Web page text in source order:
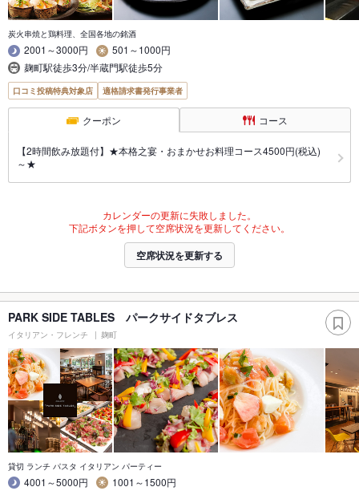
炭火串焼と鶏料理、全国各地の銘酒
2001～3000円
501～1000円
麹町駅徒歩3分/半蔵門駅徒歩5分
口コミ投稿特典対象店 適格請求書発行事業者
クーポン コース
【2時間飲み放題付】★本格之宴・おまかせお料理コース4500円(税込)
～★
カレンダーの更新に失敗しました。
下記ボタンを押して空席状況を更新してください。
空席状況を更新する
PARK SIDE TABLES パークサイドタブレス
イタリアン・フレンチ 麹町
貸切 ランチ パスタ イタリアン パーティー
4001～5000円
1001～1500円